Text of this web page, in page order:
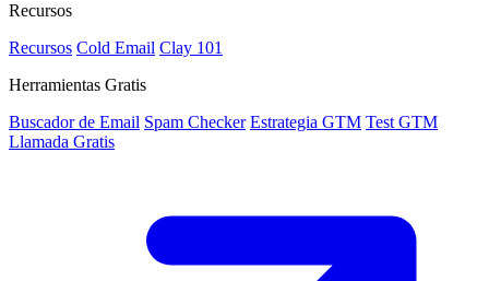
Recursos
Recursos Cold Email Clay 101
Herramientas Gratis
Buscador de Email Spam Checker Estrategia GTM Test GTM
Llamada Gratis